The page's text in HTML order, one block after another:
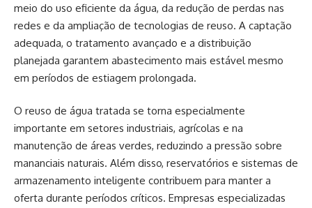
meio do uso eficiente da água, da redução de perdas nas
redes e da ampliação de tecnologias de reuso. A captação
adequada, o tratamento avançado e a distribuição
planejada garantem abastecimento mais estável mesmo
em períodos de estiagem prolongada.
O reuso de água tratada se torna especialmente
importante em setores industriais, agrícolas e na
manutenção de áreas verdes, reduzindo a pressão sobre
mananciais naturais. Além disso, reservatórios e sistemas de
armazenamento inteligente contribuem para manter a
oferta durante períodos críticos. Empresas especializadas